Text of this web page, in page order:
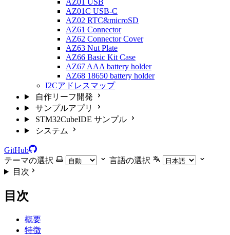
AZ01 USB
AZ01C USB-C
AZ02 RTC&microSD
AZ61 Connector
AZ62 Connector Cover
AZ63 Nut Plate
AZ66 Basic Kit Case
AZ67 AAA battery holder
AZ68 18650 battery holder
I2Cアドレスマップ
自作リーフ開発
サンプルアプリ
STM32CubeIDE サンプル
システム
GitHub
テーマの選択
言語の選択
目次
目次
概要
特徴